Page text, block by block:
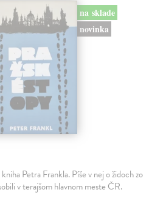
na sklade
novinka
Petra Frankla. Píše v nej o židoch zo
v terajšom hlavnom meste ČR.